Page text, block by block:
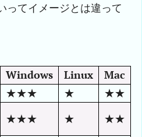
ってイメージとは違って
Windows Linux
Mac
★★★ ★
★★
★★★ ★ ★★